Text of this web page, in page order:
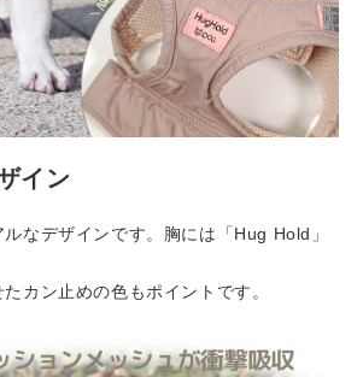
イン
なデザインです。胸には「Hug Hold」
カン止めの色もポイントです。